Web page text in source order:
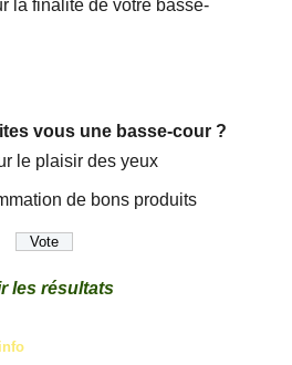
la finalité de votre basse-
vous une basse-cour ?
le plaisir des yeux
de bons produits
les résultats